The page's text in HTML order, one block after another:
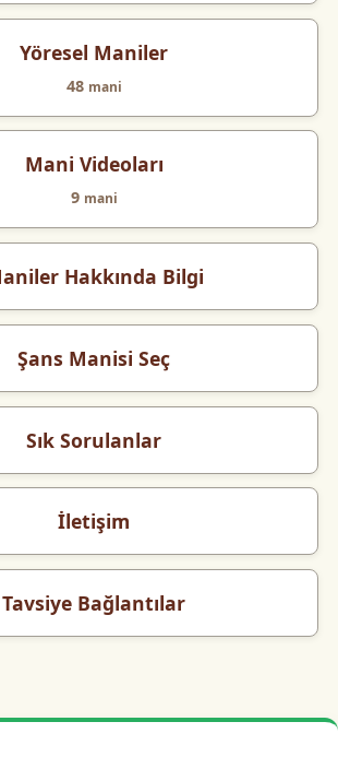
Yöresel Maniler
48 mani
Mani Videoları
9 mani
Hakkında Bilgi
Şans Manisi Seç
Sık Sorulanlar
İletişim
Tavsiye Bağlantılar